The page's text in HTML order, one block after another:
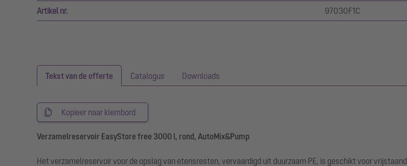
Artikel nr. 97030F1C
Tekst van de offerte Catalogus Downloads
Kopieer naar klembord
Verzamelreservoir EasyStore free 3000 l, rond, AutoMix&Pump
Het verzamelreservoir voor de opslag van etensresten, vervaardigd uit duurzaam PE, is geschikt voor